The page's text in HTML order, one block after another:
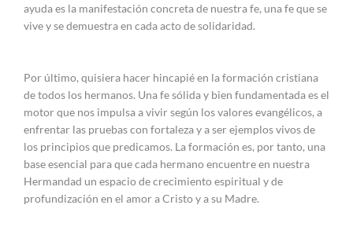
ayuda es la manifestación concreta de nuestra fe, una fe que se
vive y se demuestra en cada acto de solidaridad.
Por último, quisiera hacer hincapié en la formación cristiana
de todos los hermanos. Una fe sólida y bien fundamentada es el
motor que nos impulsa a vivir según los valores evangélicos, a
enfrentar las pruebas con fortaleza y a ser ejemplos vivos de
los principios que predicamos. La formación es, por tanto, una
base esencial para que cada hermano encuentre en nuestra
Hermandad un espacio de crecimiento espiritual y de
profundización en el amor a Cristo y a su Madre.